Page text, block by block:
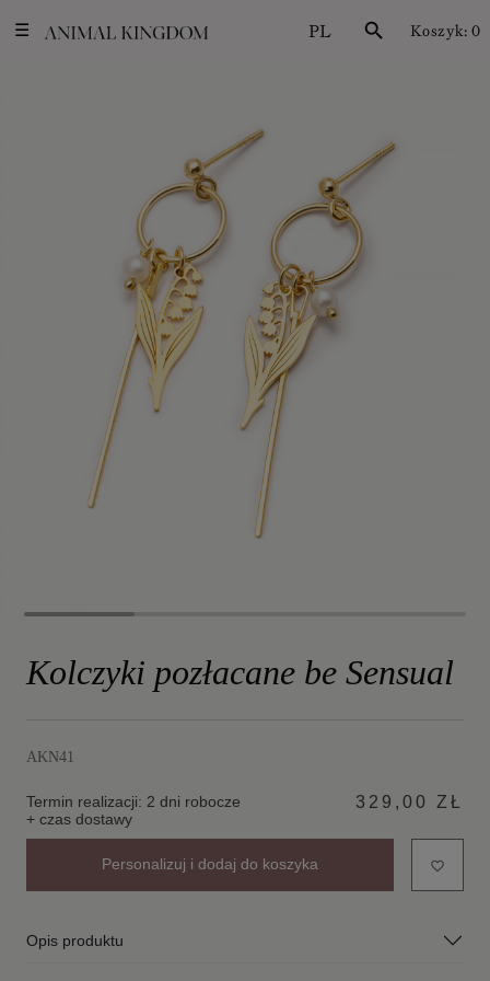
☰ PL search Koszyk: 0
Kolczyki pozłacane be Sensual
AKN41
Termin realizacji: 2 dni robocze
+ czas dostawy
329,00 ZŁ
Personalizuj i dodaj do koszyka favorite_border
Opis produktu